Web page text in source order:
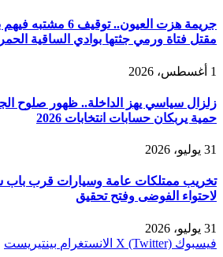
جريمة هزت العيون..
مقتل فتاة ورمي جثتها بوادي الساقية
1 أغسطس، 2026
زلزال سياسي يهز الداخلة.. ظهور صلوح
حمية يربكان حسابات انتخابات 2026
31 يوليو، 2026
تخريب ممتلكات عامة وسيارات قرب باب
لاحتواء الفوضى وفتح تحقيق
31 يوليو، 2026
فيسبوك X (Twitter) الانستغرام بينتيريست